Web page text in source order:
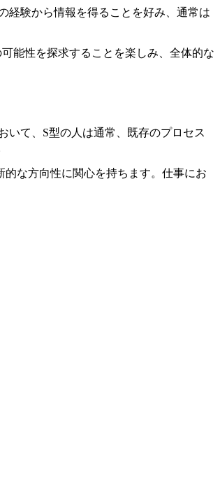
経験から情報を得ることを好み、通常は
能性を探求することを楽しみ、全体的な
いて、S型の人は通常、既存のプロセス
な方向性に関心を持ちます。仕事にお